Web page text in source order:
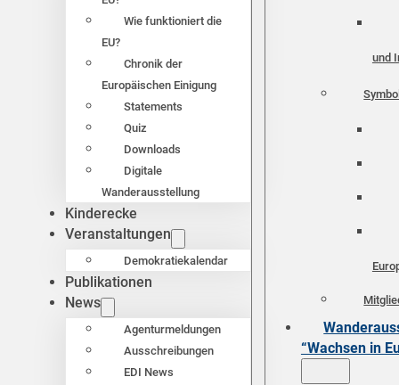
Wie funktioniert die
EU?
Chronik der
Europäischen Einigung
Statements
Quiz
Downloads
Digitale
Wanderausstellung
Kinderecke
Veranstaltungen
Demokratiekalendar
Publikationen
News
Agenturmeldungen
Ausschreibungen
EDI News
und
“Wachsen in